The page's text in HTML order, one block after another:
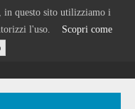
questo sito utilizziamo i
l'uso. Scopri come